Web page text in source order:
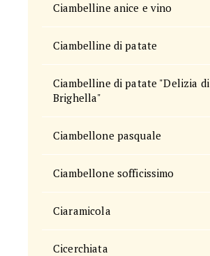
Ciambelline anice e vino
Ciambelline di patate
Ciambelline di patate "Delizia di
Brighella"
Ciambellone pasquale
Ciambellone sofficissimo
Ciaramicola
Cicerchiata